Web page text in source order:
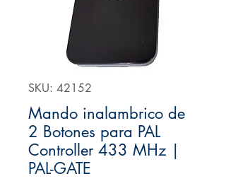
SKU: 42152
Mando inalambrico de
2 Botones para PAL
Controller 433 MHz |
PAL-GATE